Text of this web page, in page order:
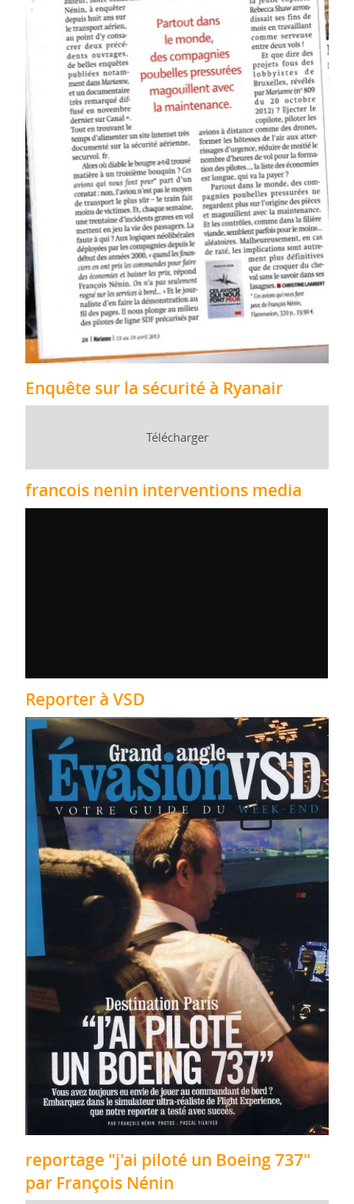
Enquête sur la sécurité à Ryanair
Télécharger
francois nenin interventions media
Reporter à VSD
reportage "j'ai piloté un Boeing 737"
par François Nénin